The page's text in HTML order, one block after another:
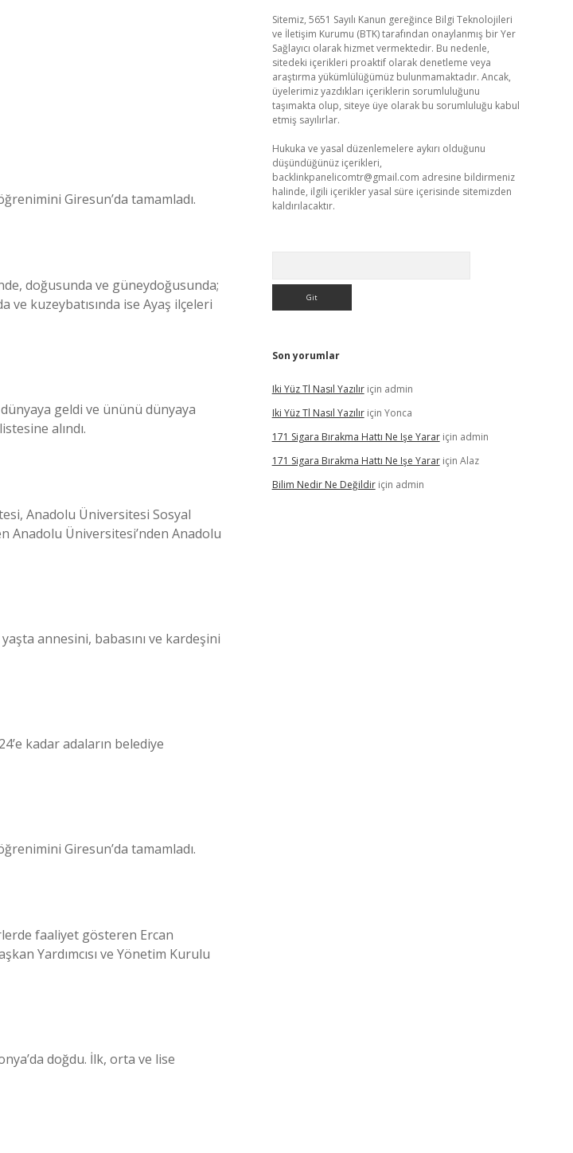
Giresun’da tamamladı.
doğusunda ve güneydoğusunda;
ve kuzeybatısında ise Ayaş ilçeleri
geldi ve ününü dünyaya
alındı.
Anadolu Üniversitesi Sosyal
Anadolu Üniversitesi’nden Anadolu
annesini, babasını ve kardeşini
kadar adaların belediye
Giresun’da tamamladı.
faaliyet gösteren Ercan
Yardımcısı ve Yönetim Kurulu
doğdu. İlk, orta ve lise
Sitemiz, 5651 Sayılı Kanun gereğince Bilgi Teknolojileri
ve İletişim Kurumu (BTK) tarafından onaylanmış bir Yer
Sağlayıcı olarak hizmet vermektedir. Bu nedenle,
sitedeki içerikleri proaktif olarak denetleme veya
araştırma yükümlülüğümüz bulunmamaktadır. Ancak,
üyelerimiz yazdıkları içeriklerin sorumluluğunu
taşımakta olup, siteye üye olarak bu sorumluluğu kabul
etmiş sayılırlar.
Hukuka ve yasal düzenlemelere aykırı olduğunu
düşündüğünüz içerikleri,
backlinkpanelicomtr@gmail.com adresine bildirmeniz
halinde, ilgili içerikler yasal süre içerisinde sitemizden
kaldırılacaktır.
Son yorumlar
Iki Yüz Tl Nasıl Yazılıriçin admin
Iki Yüz Tl Nasıl Yazılıriçin Yonca
171 Sigara Bırakma Hattı Ne Işe Yarariçin admin
171 Sigara Bırakma Hattı Ne Işe Yarariçin Alaz
Bilim Nedir Ne Değildiriçin admin